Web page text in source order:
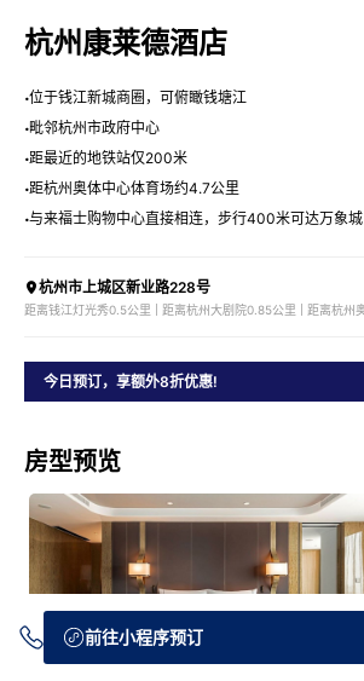
杭州康莱德酒店
位于钱江新城商圈，可俯瞰钱塘江
毗邻杭州市政府中心
距最近的地铁站仅200米
距杭州奥体中心体育场约4.7公里
与来福士购物中心直接相连，步行400米可达万象城
杭州市上城区新业路228号
今日预订，享额外8折优惠!
房型预览
前往小程序预订